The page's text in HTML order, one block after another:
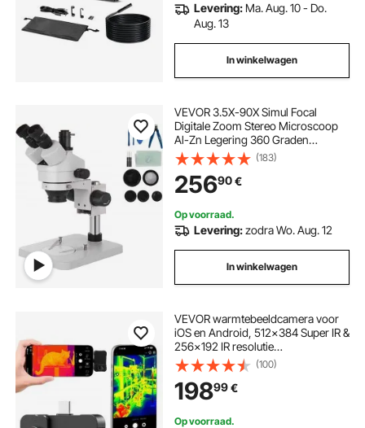
Levering: Ma. Aug. 10 - Do.
Aug. 13
In winkelwagen
VEVOR 3.5X-90X Simul Focal
Digitale Zoom Stereo Microscoop
Al-Zn Legering 360 Graden
Draaibare Trinoculaire Stereo
Microscoop Laboratorium
Microscoop Camera Aansluiting
Ondersteuning Verstelbare
Kolomstandaard Accessoires
(183)
25690€
Op voorraad.
Levering:zodra Wo. Aug. 12
In winkelwagen
VEVOR warmtebeeldcamera voor
iOS en Android, 512x384 Super IR &
256x192 IR resolutie
warmtebeeldcamera met
macrolens voor smartphone en
tablet met USB-C, 25Hz
infraroodcamera voor inspectie van
-20°C tot 550°C
(100)
19899€
Op voorraad.